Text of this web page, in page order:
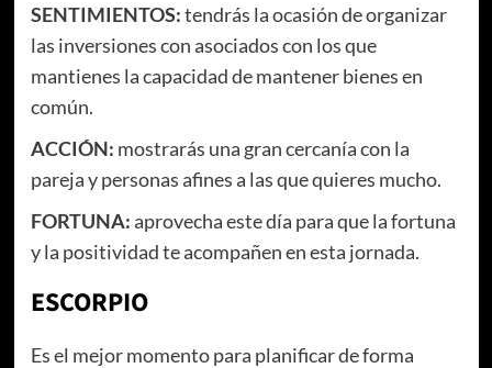
SENTIMIENTOS:tendrás la ocasión de organizar
las inversiones con asociados con los que
mantienes la capacidad de mantener bienes en
común.
ACCIÓN: mostrarás una gran cercanía con la
pareja y personas afines a las que quieres mucho.
FORTUNA:aprovecha este día para que la fortuna
y la positividad te acompañen en esta jornada.
ESCORPIO
Es el mejor momento para planificar de forma